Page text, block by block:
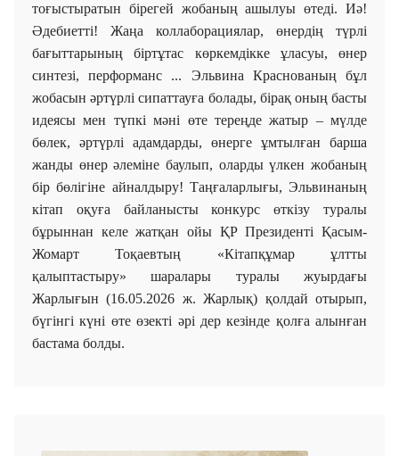
тоғыстыратын бірегей жобаның ашылуы өтеді. Иә!
Әдебиетті! Жаңа коллаборациялар, өнердің түрлі
бағыттарының біртұтас көркемдікке ұласуы, өнер
синтезі, перформанс ... Эльвина Краснованың бұл
жобасын әртүрлі сипаттауға болады, бірақ оның басты
идеясы мен түпкі мәні өте тереңде жатыр – мүлде
бөлек, әртүрлі адамдарды, өнерге ұмтылған барша
жанды өнер әлеміне баулып, оларды үлкен жобаның
бір бөлігіне айналдыру! Таңғаларлығы, Эльвинаның
кітап оқуға байланысты конкурс өткізу туралы
бұрыннан келе жатқан ойы ҚР Президенті Қасым-
Жомарт Тоқаевтың «Кітапқұмар ұлтты
қалыптастыру» шаралары туралы жуырдағы
Жарлығын (16.05.2026 ж. Жарлық) қолдай отырып,
бүгінгі күні өте өзекті әрі дер кезінде қолға алынған
бастама болды.